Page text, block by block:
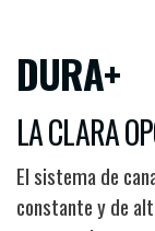
DURA+
LA CLARA
El sistema de
constante y de